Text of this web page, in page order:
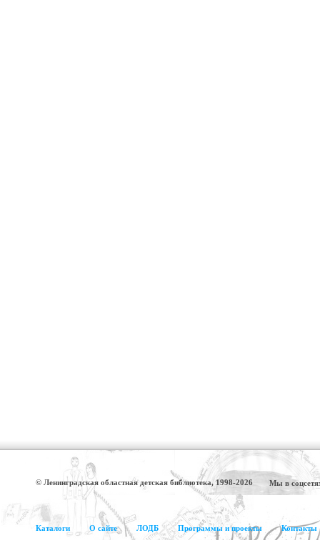
© Ленинградская областная детская библиотека, 1998-2026 Мы в
Каталоги О сайте ЛОДБ Программы и проекты Контакты